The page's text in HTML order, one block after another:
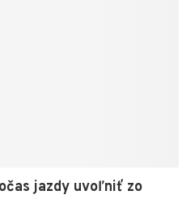
jazdy uvoľniť zo